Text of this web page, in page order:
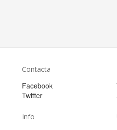
Contacta
Facebook
Twitter
Info